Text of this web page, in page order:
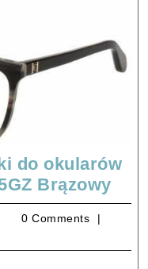
do okularów
Brązowy
do
modraszek
0 Comments